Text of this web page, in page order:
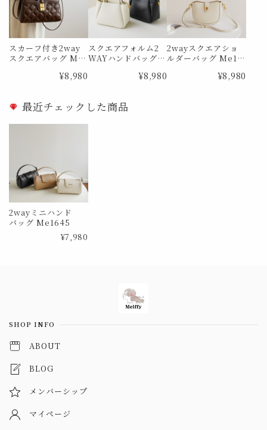
スカーフ付き2way
スクエアバッグ Me1
¥8,980
スクエアフォルム2
WAYハンドバッグ
¥8,980
2wayスクエアショ
ルダーバッグ Me18
¥8,980
最近チェックした商品
2wayミニハンド
バッグ Me1645
¥7,980
SHOP INFO
ABOUT
BLOG
メンバーシップ
マイページ